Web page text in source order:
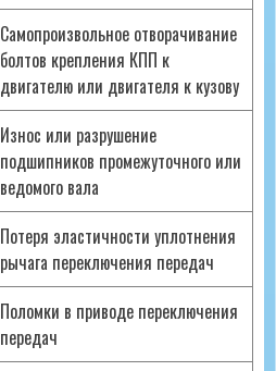
Самопроизвольное отворачивание
болтов крепления КПП к
двигателю или двигателя к кузову
Износ или разрушение
подшипников промежуточного или
ведомого вала
Потеря эластичности уплотнения
рычага переключения передач
Поломки в приводе переключения
передач